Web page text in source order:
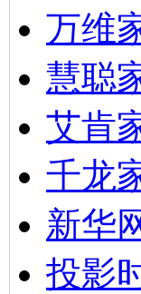
万维
慧聪
艾肯
千龙
新华
投影